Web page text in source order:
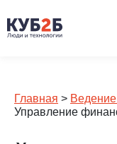
Главная > Ведение
Управление